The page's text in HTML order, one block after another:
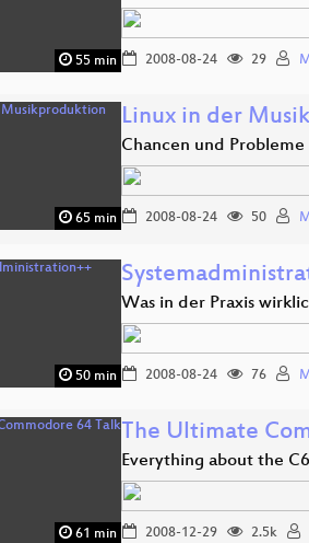
55 min 2008-08-24 29
65 min
Linux in der
Chancen und Probleme
2008-08-24 50
50 min
Was in der Praxis
2008-08-24 76
61 min
The Ultimate
Everything about the
2008-12-29 2.5k